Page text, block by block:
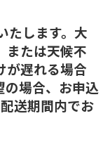
たします。大
または天候不
が遅れる場合
の場合、お申込
送期間内でお